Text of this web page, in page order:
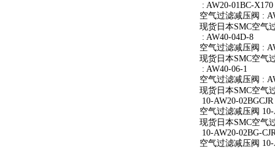
: AW20-01BC-X170
空气过滤减压阀 :
现货日本SMC空气
: AW40-04D-8
空气过滤减压阀 :
现货日本SMC空气
: AW40-06-1
空气过滤减压阀 :
现货日本SMC空气
10-AW20-02BGCJR
空气过滤减压阀 10-
现货日本SMC空气
10-AW20-02BG-
空气过滤减压阀 10-